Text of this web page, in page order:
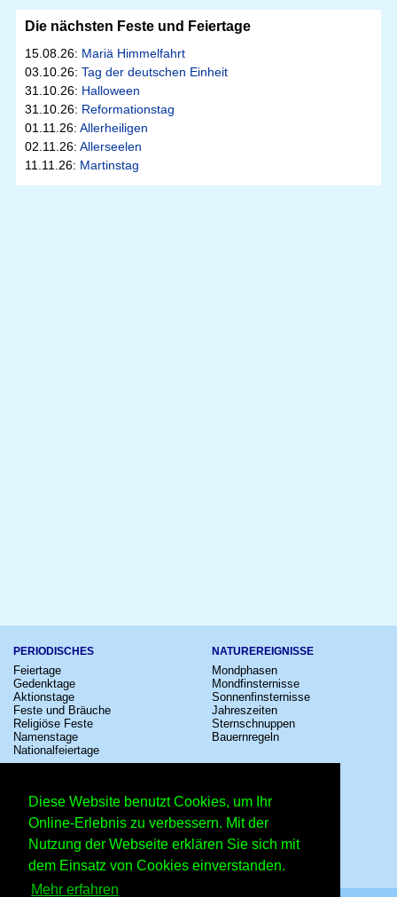
Diese Website benutzt Cookies, um Ihr
Online-Erlebnis zu verbessern. Mit der
Nutzung der Webseite erklären Sie sich mit
dem Einsatz von Cookies einverstanden.
Mehr erfahren
Die nächsten Feste und Feiertage
15.08.26: Mariä Himmelfahrt
03.10.26: Tag der deutschen Einheit
31.10.26: Halloween
31.10.26: Reformationstag
01.11.26: Allerheiligen
02.11.26: Allerseelen
11.11.26: Martinstag
PERIODISCHES
Feiertage
Gedenktage
Aktionstage
Feste und Bräuche
Religiöse Feste
Namenstage
Nationalfeiertage
NATUREREIGNISSE
Mondphasen
Mondfinsternisse
Sonnenfinsternisse
Jahreszeiten
Sternschnuppen
Bauernregeln
Konzerte
Kinostarts
Festivals
Fußball
Comedy
Shows
Zeitumstellung
Sternzeichen
Schalttage
Messen
Erinnerungen
Volksfeste